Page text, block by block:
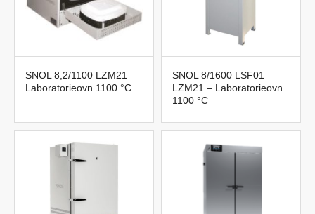
SNOL 8,2/1100 LZM21 –
Laboratorieovn 1100 °C
SNOL 8/1600 LSF01
LZM21 – Laboratorieovn
1100 °C